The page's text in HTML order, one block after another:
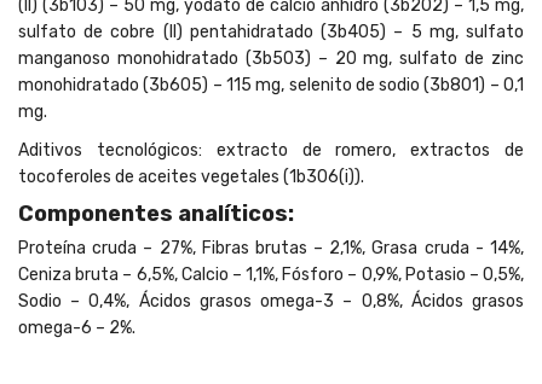
(II) (3b103) – 50 mg, yodato de calcio anhidro (3b202) – 1,5 mg,
sulfato de cobre (II) pentahidratado (3b405) – 5 mg, sulfato
manganoso monohidratado (3b503) – 20 mg, sulfato de zinc
monohidratado (3b605) – 115 mg, selenito de sodio (3b801) – 0,1
mg.
Aditivos tecnológicos: extracto de romero, extractos de
tocoferoles de aceites vegetales (1b306(i)).
Componentes analíticos:
Proteína cruda – 27%, Fibras brutas – 2,1%, Grasa cruda - 14%,
Ceniza bruta – 6,5%, Calcio – 1,1%, Fósforo – 0,9%, Potasio – 0,5%,
Sodio – 0,4%, Ácidos grasos omega-3 – 0,8%, Ácidos grasos
omega-6 – 2%.